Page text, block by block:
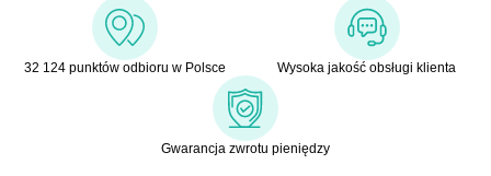
32 124 punktów odbioru w Polsce Wysoka jakość obsługi klienta
Gwarancja zwrotu pieniędzy